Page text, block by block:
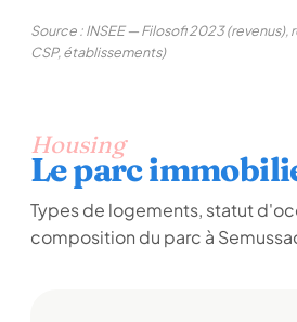
Source : INSEE — Filosofi 2023
CSP, établissements)
Housing
Le parc
Types de logements, statut
composition du parc à